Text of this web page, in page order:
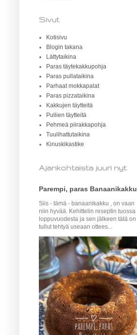
Sivut
Kotisivu
Blogin takana
Lättytaikina
Paras täytekakkupohja
Paras pullataikina
Parhaat mokkapalat
Paras pizzataikina
Kakkujen täytteitä
Pullien täytteitä
Pehmeä piirakkapohja
Tuulihattutaikina
Kinuskikastike
Ajankohtaista juuri nyt
Parempi, paras Banaanikakku
Siis - tämä - banaanikakku , on vaan
niin hyvää. Kehittelin reseptin tuossa
loppuvuodesta ja sen jälkeen tätä on
tullut tehtyä useaan ottees...